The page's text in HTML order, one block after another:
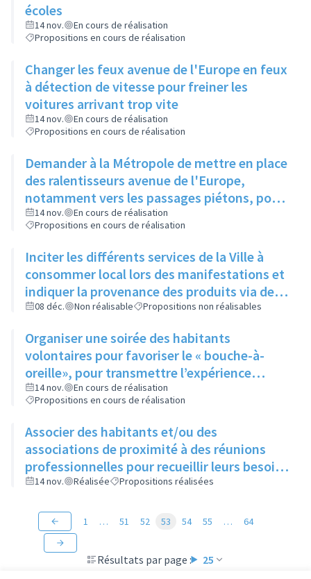
écoles
14 nov.
En cours de réalisation
Propositions en cours de réalisation
Changer les feux avenue de l'Europe en feux
à détection de vitesse pour freiner les
voitures arrivant trop vite
14 nov.
En cours de réalisation
Propositions en cours de réalisation
Demander à la Métropole de mettre en place
des ralentisseurs avenue de l'Europe,
notamment vers les passages piétons, pour
plus de sécurité
14 nov.
En cours de réalisation
Propositions en cours de réalisation
Inciter les différents services de la Ville à
consommer local lors des manifestations et
indiquer la provenance des produits via des
cartes de visite laissées à disposition
08 déc. Non réalisable Propositions non réalisables
Organiser une soirée des habitants
volontaires pour favoriser le « bouche-à-
oreille», pour transmettre l’expérience
acquise et pour mobiliser de nouvelles
recrues (médiateur)
14 nov.
En cours de réalisation
Propositions en cours de réalisation
Associer des habitants et/ou des
associations de proximité à des réunions
professionnelles pour recueillir leurs besoins
et idées pour imaginer de nouvelles actions
14 nov. Réalisée Propositions réalisées
Résultats par page : 25
1 … 51 52 53 54 55 … 64